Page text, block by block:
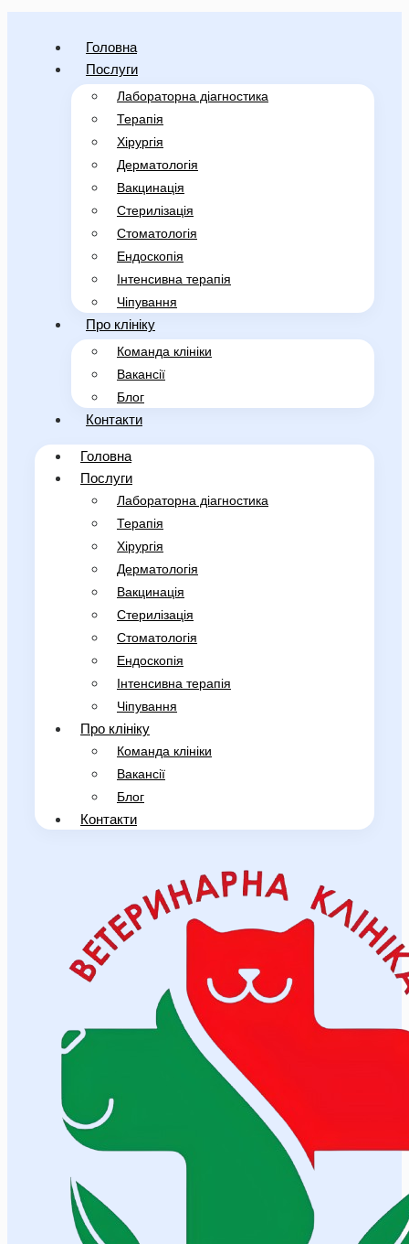
Головна
Послуги
Лабораторна діагностика
Терапія
Хірургія
Дерматологія
Вакцинація
Стерилізація
Стоматологія
Ендоскопія
Інтенсивна терапія
Чіпування
Про клініку
Команда клініки
Вакансії
Блог
Контакти
Головна
Послуги
Лабораторна діагностика
Терапія
Хірургія
Дерматологія
Вакцинація
Стерилізація
Стоматологія
Ендоскопія
Інтенсивна терапія
Чіпування
Про клініку
Команда клініки
Вакансії
Блог
Контакти